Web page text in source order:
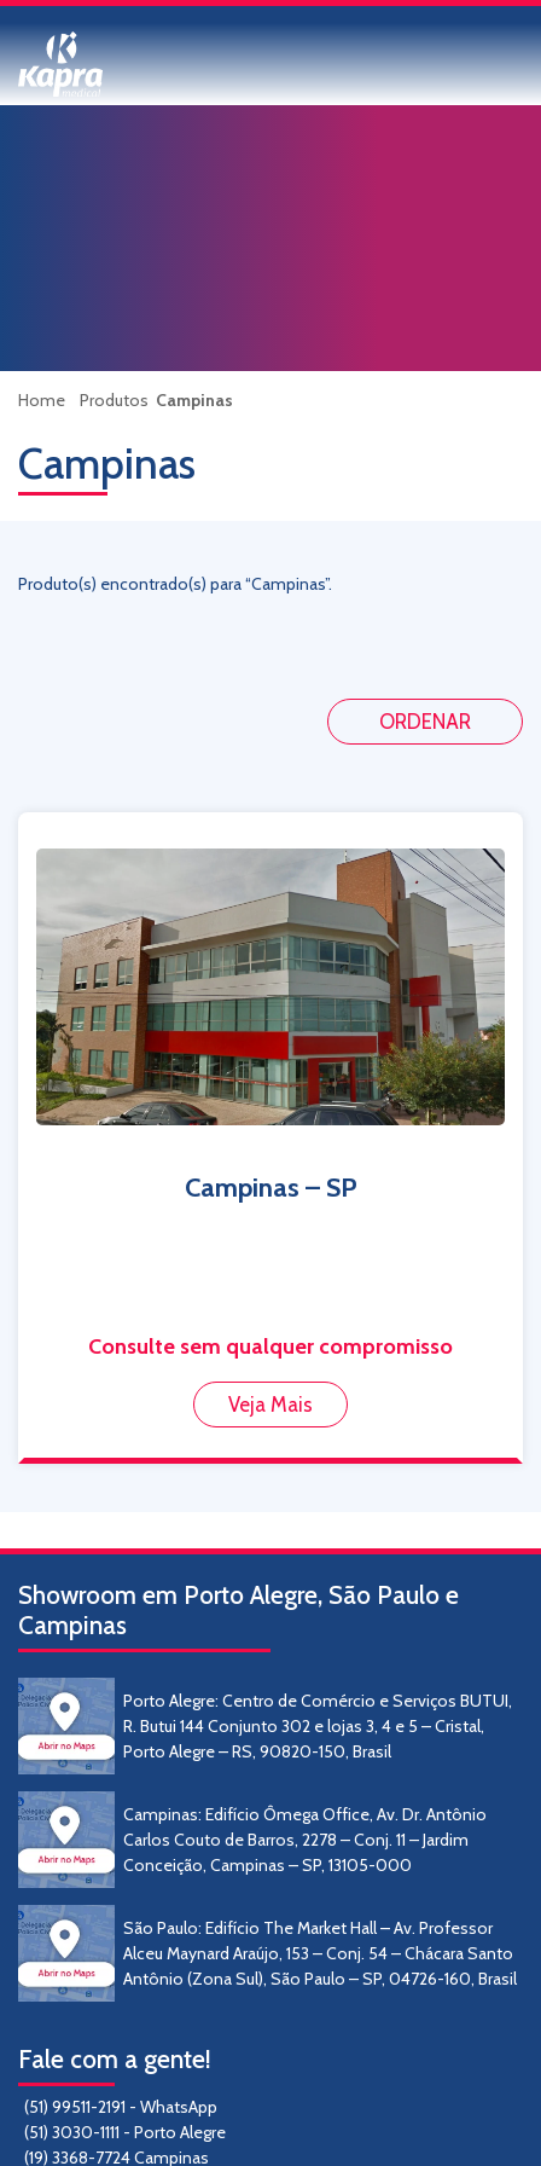
Home Produtos Campinas
Campinas
Produto(s) encontrado(s) para “Campinas”.
ORDENAR
De Z-A
Campinas – SP
Consulte sem qualquer compromisso
Veja Mais
Showroom em Porto Alegre, São Paulo e
Campinas
Porto Alegre: Centro de Comércio e Serviços BUTUI,
R. Butui 144 Conjunto 302 e lojas 3, 4 e 5 – Cristal,
Porto Alegre – RS, 90820-150, Brasil
Campinas: Edifício Ômega Office, Av. Dr. Antônio
Carlos Couto de Barros, 2278 – Conj. 11 – Jardim
Conceição, Campinas – SP, 13105-000
São Paulo: Edifício The Market Hall – Av. Professor
Alceu Maynard Araújo, 153 – Conj. 54 – Chácara Santo
Antônio (Zona Sul), São Paulo – SP, 04726-160, Brasil
Fale com a gente!
(51) 99511-2191 - WhatsApp
(51) 3030-1111 - Porto Alegre
(19) 3368-7724 Campinas